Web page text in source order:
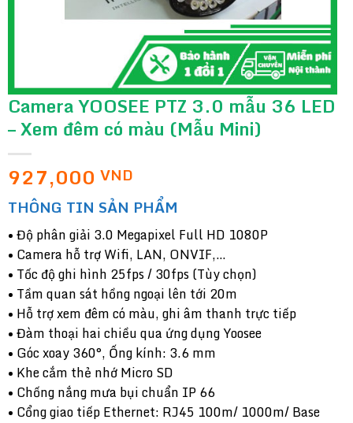
Camera YOOSEE PTZ 3.0 mẫu 36 LED
– Xem đêm có màu (Mẫu Mini)
927,000 VND
THÔNG TIN SẢN PHẨM
• Độ phân giải 3.0 Megapixel Full HD 1080P
• Camera hỗ trợ Wifi, LAN, ONVIF,…
• Tốc độ ghi hình 25fps / 30fps (Tùy chọn)
• Tầm quan sát hồng ngoại lên tới 20m
• Hỗ trợ xem đêm có màu, ghi âm thanh trực tiếp
• Đàm thoại hai chiều qua ứng dụng Yoosee
• Góc xoay 360°, Ống kính: 3.6 mm
• Khe cắm thẻ nhớ Micro SD
• Chống nắng mưa bụi chuẩn IP 66
• Cổng giao tiếp Ethernet: RJ45 100m/ 1000m/ Base